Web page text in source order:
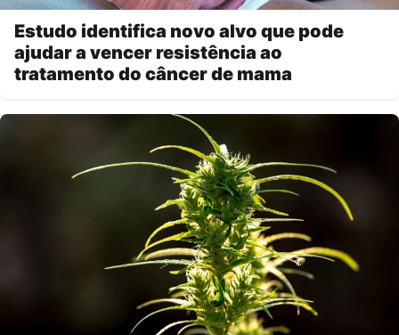
Estudo identifica novo alvo que pode
ajudar a vencer resistência ao
tratamento do câncer de mama